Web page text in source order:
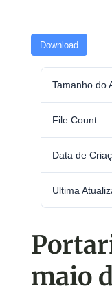
Download
Tamanho do
File Count
Data de
Ultima
maio